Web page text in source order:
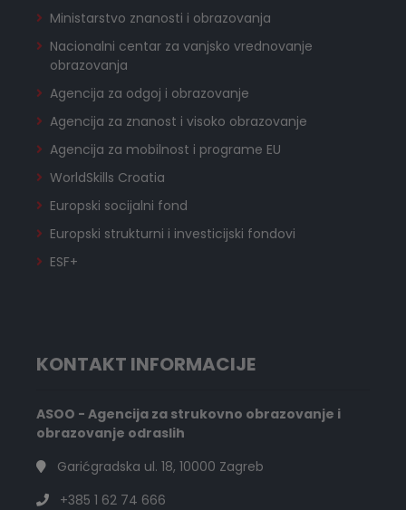
Ministarstvo znanosti i obrazovanja
Nacionalni centar za vanjsko vrednovanje
obrazovanja
Agencija za odgoj i obrazovanje
Agencija za znanost i visoko obrazovanje
Agencija za mobilnost i programe EU
WorldSkills Croatia
Europski socijalni fond
Europski strukturni i investicijski fondovi
ESF+
KONTAKT INFORMACIJE
ASOO - Agencija za strukovno obrazovanje i
obrazovanje odraslih
Garićgradska ul. 18, 10000 Zagreb
+385 1 62 74 666